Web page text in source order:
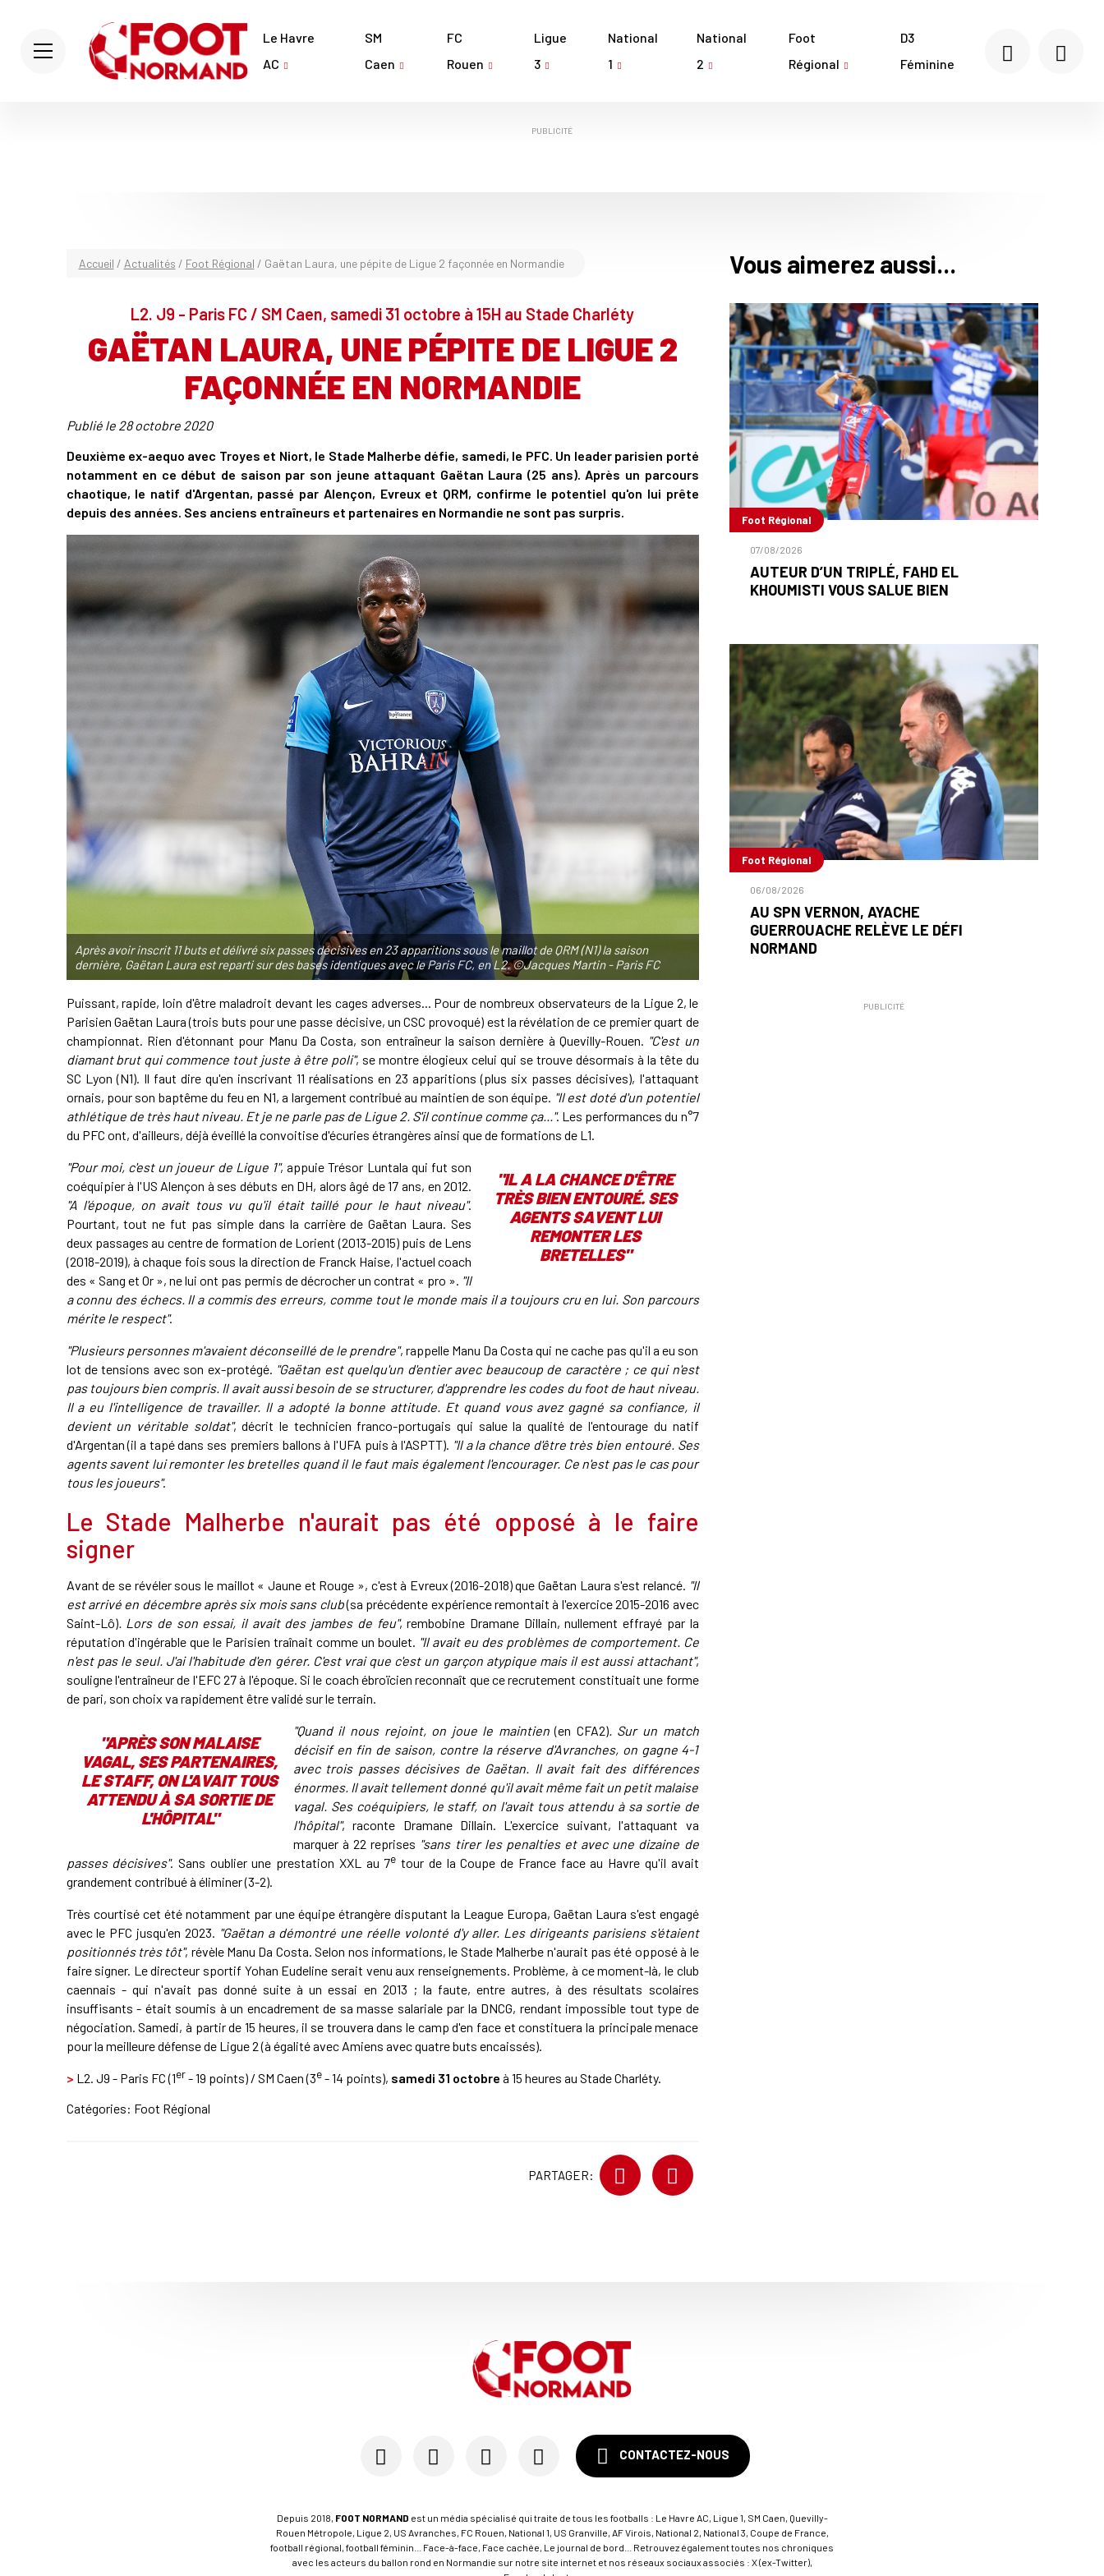
Le Havre
AC
SM
Caen
FC
Rouen
Ligue
3
National
1
National
2
Foot
Régional
D3
Féminine
PUBLICITÉ
Accueil / Actualités / Foot Régional / Gaëtan Laura, une pépite de Ligue 2 façonnée en Normandie
L2. J9 - Paris FC / SM Caen, samedi 31 octobre à 15H au Stade Charléty
GAËTAN LAURA, UNE PÉPITE DE LIGUE 2
FAÇONNÉE EN NORMANDIE
Publié le 28 octobre 2020
Deuxième ex-aequo avec Troyes et Niort, le Stade Malherbe défie, samedi, le PFC. Un leader parisien porté
notamment en ce début de saison par son jeune attaquant Gaëtan Laura (25 ans). Après un parcours
chaotique, le natif d'Argentan, passé par Alençon, Evreux et QRM, confirme le potentiel qu'on lui prête
depuis des années. Ses anciens entraîneurs et partenaires en Normandie ne sont pas surpris.
Après avoir inscrit 11 buts et délivré six passes décisives en 23 apparitions sous le maillot de QRM (N1) la saison
dernière, Gaëtan Laura est reparti sur des bases identiques avec le Paris FC, en L2. ©Jacques Martin - Paris FC
Puissant, rapide, loin d'être maladroit devant les cages adverses... Pour de nombreux observateurs de la Ligue 2, le
Parisien Gaëtan Laura (trois buts pour une passe décisive, un CSC provoqué) est la révélation de ce premier quart de
championnat. Rien d'étonnant pour Manu Da Costa, son entraîneur la saison dernière à Quevilly-Rouen. "C'est un
diamant brut qui commence tout juste à être poli", se montre élogieux celui qui se trouve désormais à la tête du
SC Lyon (N1). Il faut dire qu'en inscrivant 11 réalisations en 23 apparitions (plus six passes décisives), l'attaquant
ornais, pour son baptême du feu en N1, a largement contribué au maintien de son équipe. "Il est doté d'un potentiel
athlétique de très haut niveau. Et je ne parle pas de Ligue 2. S'il continue comme ça...". Les performances du n°7
du PFC ont, d'ailleurs, déjà éveillé la convoitise d'écuries étrangères ainsi que de formations de L1.
"IL A LA CHANCE D'ÊTRE
TRÈS BIEN ENTOURÉ. SES
AGENTS SAVENT LUI
REMONTER LES
BRETELLES"
"Pour moi, c'est un joueur de Ligue 1", appuie Trésor Luntala qui fut son
coéquipier à l'US Alençon à ses débuts en DH, alors âgé de 17 ans, en 2012.
"A l'époque, on avait tous vu qu'il était taillé pour le haut niveau".
Pourtant, tout ne fut pas simple dans la carrière de Gaëtan Laura. Ses
deux passages au centre de formation de Lorient (2013-2015) puis de Lens
(2018-2019), à chaque fois sous la direction de Franck Haise, l'actuel coach
des « Sang et Or », ne lui ont pas permis de décrocher un contrat « pro ». "Il
a connu des échecs. Il a commis des erreurs, comme tout le monde mais il a toujours cru en lui. Son parcours
mérite le respect".
"Plusieurs personnes m'avaient déconseillé de le prendre", rappelle Manu Da Costa qui ne cache pas qu'il a eu son
lot de tensions avec son ex-protégé. "Gaëtan est quelqu'un d'entier avec beaucoup de caractère ; ce qui n'est
pas toujours bien compris. Il avait aussi besoin de se structurer, d'apprendre les codes du foot de haut niveau.
Il a eu l'intelligence de travailler. Il a adopté la bonne attitude. Et quand vous avez gagné sa confiance, il
devient un véritable soldat", décrit le technicien franco-portugais qui salue la qualité de l'entourage du natif
d'Argentan (il a tapé dans ses premiers ballons à l'UFA puis à l'ASPTT). "Il a la chance d'être très bien entouré. Ses
agents savent lui remonter les bretelles quand il le faut mais également l'encourager. Ce n'est pas le cas pour
tous les joueurs".
Le Stade Malherbe n'aurait pas été opposé à le faire
signer
Avant de se révéler sous le maillot « Jaune et Rouge », c'est à Evreux (2016-2018) que Gaëtan Laura s'est relancé. "Il
est arrivé en décembre après six mois sans club(sa précédente expérience remontait à l'exercice 2015-2016 avec
Saint-Lô). Lors de son essai, il avait des jambes de feu", rembobine Dramane Dillain, nullement effrayé par la
réputation d'ingérable que le Parisien traînait comme un boulet. "Il avait eu des problèmes de comportement. Ce
n'est pas le seul. J'ai l'habitude d'en gérer. C'est vrai que c'est un garçon atypique mais il est aussi attachant",
souligne l'entraîneur de l'EFC 27 à l'époque. Si le coach ébroïcien reconnaît que ce recrutement constituait une forme
de pari, son choix va rapidement être validé sur le terrain.
"APRÈS SON MALAISE
VAGAL, SES PARTENAIRES,
LE STAFF, ON L'AVAIT TOUS
ATTENDU À SA SORTIE DE
L'HÔPITAL"
"Quand il nous rejoint, on joue le maintien(en CFA2). Sur un match
décisif en fin de saison, contre la réserve d'Avranches, on gagne 4-1
avec trois passes décisives de Gaëtan. Il avait fait des différences
énormes. Il avait tellement donné qu'il avait même fait un petit malaise
vagal. Ses coéquipiers, le staff, on l'avait tous attendu à sa sortie de
l'hôpital", raconte Dramane Dillain. L'exercice suivant, l'attaquant va
marquer à 22 reprises "sans tirer les penalties et avec une dizaine de
passes décisives". Sans oublier une prestation XXL au 7e tour de la Coupe de France face au Havre qu'il avait
grandement contribué à éliminer (3-2).
Très courtisé cet été notamment par une équipe étrangère disputant la League Europa, Gaëtan Laura s'est engagé
avec le PFC jusqu'en 2023. "Gaëtan a démontré une réelle volonté d'y aller. Les dirigeants parisiens s'étaient
positionnés très tôt", révèle Manu Da Costa. Selon nos informations, le Stade Malherbe n'aurait pas été opposé à le
faire signer. Le directeur sportif Yohan Eudeline serait venu aux renseignements. Problème, à ce moment-là, le club
caennais - qui n'avait pas donné suite à un essai en 2013 ; la faute, entre autres, à des résultats scolaires
insuffisants - était soumis à un encadrement de sa masse salariale par la DNCG, rendant impossible tout type de
négociation. Samedi, à partir de 15 heures, il se trouvera dans le camp d'en face et constituera la principale menace
pour la meilleure défense de Ligue 2 (à égalité avec Amiens avec quatre buts encaissés).
> L2. J9 - Paris FC (1er- 19 points) / SM Caen (3e- 14 points), samedi 31 octobre à 15 heures au Stade Charléty.
Catégories: Foot Régional
PARTAGER:
Vous aimerez aussi...
Foot Régional
07/08/2026
AUTEUR D’UN TRIPLÉ, FAHD EL
KHOUMISTI VOUS SALUE BIEN
Foot Régional
06/08/2026
AU SPN VERNON, AYACHE
GUERROUACHE RELÈVE LE DÉFI
NORMAND
PUBLICITÉ
CONTACTEZ-NOUS
Depuis 2018, FOOT NORMAND est un média spécialisé qui traite de tous les footballs : Le Havre AC, Ligue 1, SM Caen, Quevilly-
Rouen Métropole, Ligue 2, US Avranches, FC Rouen, National 1, US Granville, AF Virois, National 2, National 3, Coupe de France,
football régional, football féminin... Face-à-face, Face cachée, Le journal de bord... Retrouvez également toutes nos chroniques
avec les acteurs du ballon rond en Normandie sur notre site internet et nos réseaux sociaux associés : X (ex-Twitter),